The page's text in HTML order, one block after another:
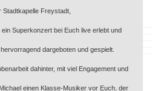
Stadtkapelle Freystadt,
Superkonzert bei Euch live erlebt und
dargeboten und gespielt.
dahinter, mit viel Engagement und
einen Klasse-Musiker vor Euch, der